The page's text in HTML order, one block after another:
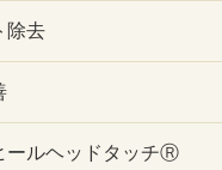
除去
ールヘッドタッチⓇ